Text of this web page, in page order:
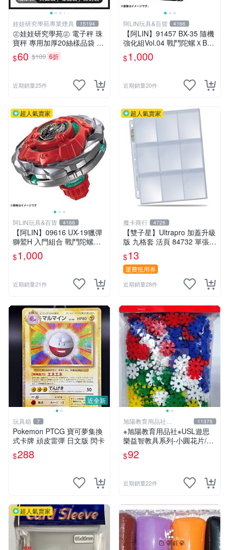
娃娃研究學苑專業煙具 15194
㊣娃娃研究學苑㊣ 電子秤 珠
寶秤 專用加厚20絲樣品袋 夾
鏈袋 5X7 (G051)
$60 $100 6折
近期銷量25件
阿LIN玩具&百貨 4166
【阿LIN】91457 BX-35 隨機
強化組Vol.04 戰鬥陀螺ＸBEY
BLADE X
$1,000
近期銷量20件
超人氣賣家
阿LIN玩具&百貨 4166
【阿LIN】09616 UX-19獵彈
獅鷲H 入門組合 戰鬥陀螺ＸB
EYBLADE X
$1,000
近期銷量21件
超人氣賣家
魔卡商行 4726
【雙子星】Ultrapro 加蓋升級
版 九格套 活頁 84732 單張寄
出 內頁 9格
$13
運費抵用券
近期銷量28件
近全新
玩具箱 7
Pokemon PTCG 寶可夢集換
式卡牌 頑皮雷彈 日文版 閃卡
$288
旭陽教育用品社
20239298
11375
※旭陽教育用品社※USL遊思
樂益智教具系列-小圓花片/小
雪花片拼插積木(2.5cm,300
片裝)台灣製ST安全玩具
$92
近期銷量22件
超人氣賣家